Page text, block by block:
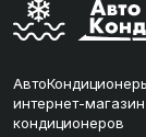
интернет-
кондиционеров